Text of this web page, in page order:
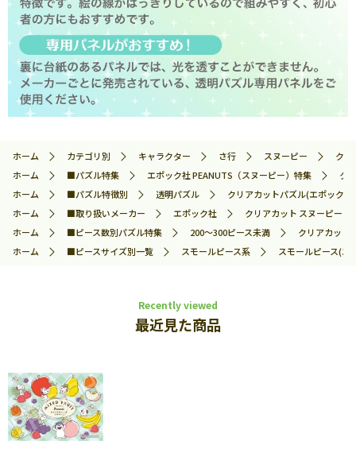
ホーム カテゴリ別 キャラクター さ行 スヌーピー
ク
ホーム
■パズル特集 エポック社 PEANUTS（スヌーピー）特集
ク
ホーム
■パズル特徴別 透明パズル
クリアカットパズル(エポック社)
ホーム
■取り扱いメーカー エポック社
クリアカット スヌーピー
ホーム
■ピース数別パズル特集 200～300ピース未満
クリアカッ
ホーム
■ピースサイズ別一覧 スモールピース系 スモールピース(エ
Recently viewed
最近見た商品